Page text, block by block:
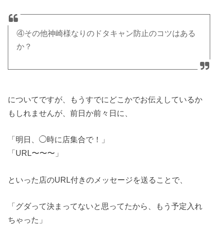
④その他神崎様なりのドタキャン防止のコツはある
か？
についてですが、もうすでにどこかでお伝えしているか
もしれませんが、前日か前々日に、
「明日、◯時に店集合で！」
「URL〜〜〜」
といった店のURL付きのメッセージを送ることで、
「グダって決まってないと思ってたから、もう予定入れ
ちゃった」